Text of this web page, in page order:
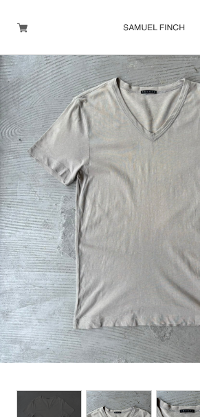
Men's
Maison Martin Margiela
Helmut Lang
Yohji Yamamoto
Other brands
TOPS
OUTER WEAR
BOTTOMS
DESIGNERS ARCHIVES